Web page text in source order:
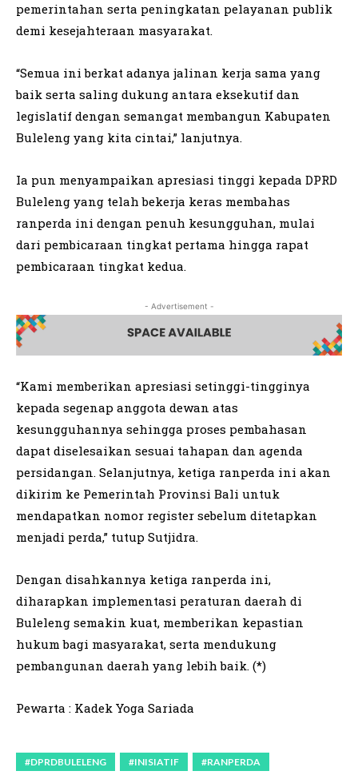
pemerintahan serta peningkatan pelayanan publik
demi kesejahteraan masyarakat.
“Semua ini berkat adanya jalinan kerja sama yang
baik serta saling dukung antara eksekutif dan
legislatif dengan semangat membangun Kabupaten
Buleleng yang kita cintai,” lanjutnya.
Ia pun menyampaikan apresiasi tinggi kepada DPRD
Buleleng yang telah bekerja keras membahas
ranperda ini dengan penuh kesungguhan, mulai
dari pembicaraan tingkat pertama hingga rapat
pembicaraan tingkat kedua.
- Advertisement -
“Kami memberikan apresiasi setinggi-tingginya
kepada segenap anggota dewan atas
kesungguhannya sehingga proses pembahasan
dapat diselesaikan sesuai tahapan dan agenda
persidangan. Selanjutnya, ketiga ranperda ini akan
dikirim ke Pemerintah Provinsi Bali untuk
mendapatkan nomor register sebelum ditetapkan
menjadi perda,” tutup Sutjidra.
Dengan disahkannya ketiga ranperda ini,
diharapkan implementasi peraturan daerah di
Buleleng semakin kuat, memberikan kepastian
hukum bagi masyarakat, serta mendukung
pembangunan daerah yang lebih baik. (*)
Pewarta : Kadek Yoga Sariada
#DPRDBULELENG #INISIATIF #RANPERDA